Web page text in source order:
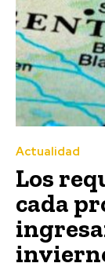
Actualidad
Los
cada